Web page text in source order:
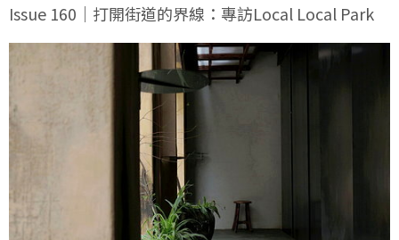
Issue 160｜打開街道的界線：專訪Local Local Park